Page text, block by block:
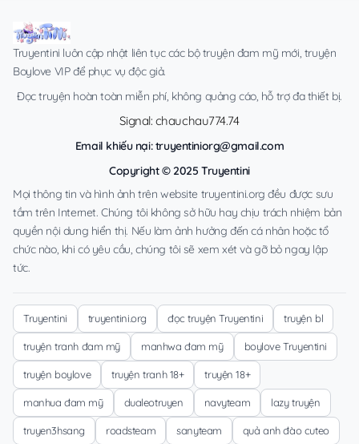
Truyentini luôn cập nhật liên tục các bộ truyện đam mỹ mới, truyện
Boylove VIP để phục vụ độc giả.
Đọc truyện hoàn toàn miễn phí, không quảng cáo, hỗ trợ đa thiết bị.
Signal: chauchau774.74
Email khiếu nại:truyentiniorg@gmail.com
Copyright © 2025 Truyentini
Mọi thông tin và hình ảnh trên website truyentini.org đều được sưu
tầm trên Internet. Chúng tôi không sở hữu hay chịu trách nhiệm bản
quyền nội dung hiển thị. Nếu làm ảnh hưởng đến cá nhân hoặc tổ
chức nào, khi có yêu cầu, chúng tôi sẽ xem xét và gỡ bỏ ngay lập
tức.
Truyentini truyentini.org đọc truyện Truyentini truyện bl
truyện tranh đam mỹ manhwa đam mỹ boylove Truyentini
truyện boylove truyện tranh 18+ truyện 18+
manhua đam mỹ dualeotruyen navyteam lazy truyện
truyen3hsang roadsteam sanyteam quả anh đào cuteo